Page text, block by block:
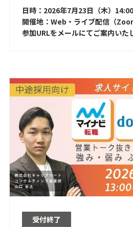
日時：2026年7月23日（木）
開催地：Web・ライブ配信（
参加URLをメールにてご案内いた
受付終了